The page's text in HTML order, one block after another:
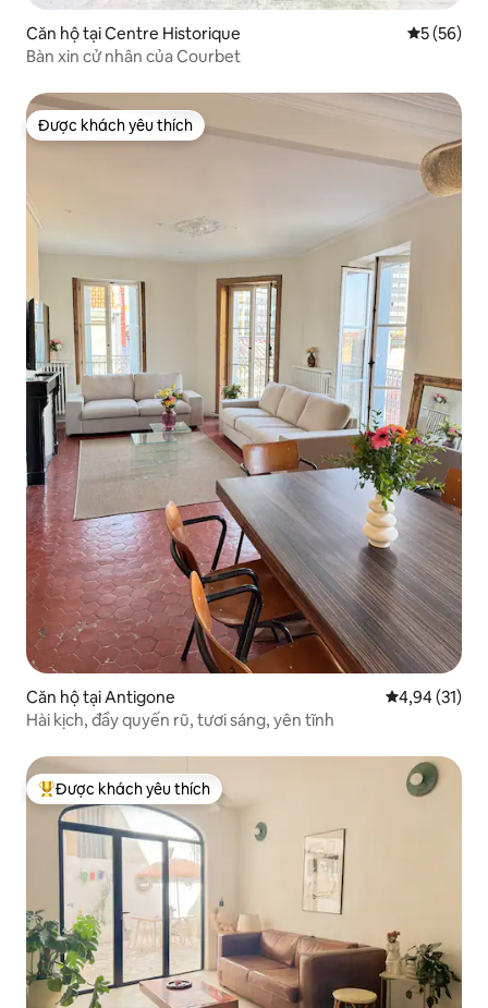
Căn hộ tại Centre Historique Xếp hạng
5 (56)
Bàn xin cử nhân của Courbet
Được khách yêu thích
Được khách yêu thích
Căn hộ tại Antigone Xếp hạng
4,94 (31)
Hài kịch, đầy quyến rũ, tươi sáng, yên tĩnh
Được khách yêu thích nhất
Được khách yêu thích